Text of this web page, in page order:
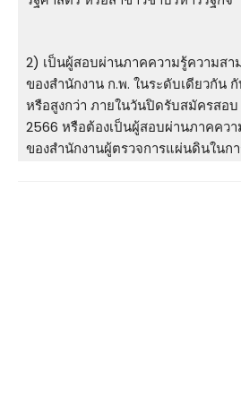
2) เป็นผู้สอบผ่านภาคความรู้ความสา
ของสำนักงาน ก.พ. ในระดับเดียวกั
หรือสูงกว่า ภายในวันปิดรับสมัครสอ
2566 หรือต้องเป็นผู้สอบผ่านภาคคว
ของสำนักงานผู้ตรวจการแผ่นดินในก